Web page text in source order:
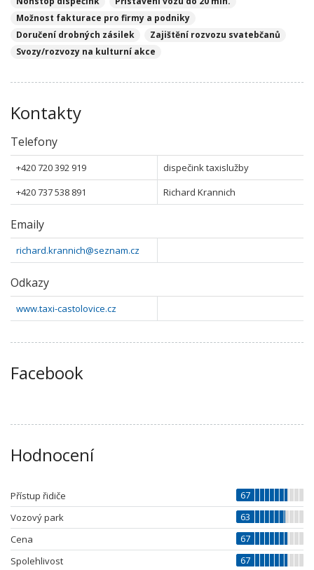
Možnost fakturace pro firmy a podniky
Doručení drobných zásilek
Zajištění rozvozu svatebčanů
Svozy/rozvozy na kulturní akce
Kontakty
Telefony
+420 720 392 919
dispečink taxislužby
+420 737 538 891
Richard Krannich
Emaily
richard.krannich@seznam.cz
Odkazy
www.taxi-castolovice.cz
Facebook
Hodnocení
Přístup řidiče
67
Vozový park
63
Cena
67
Spolehlivost
67